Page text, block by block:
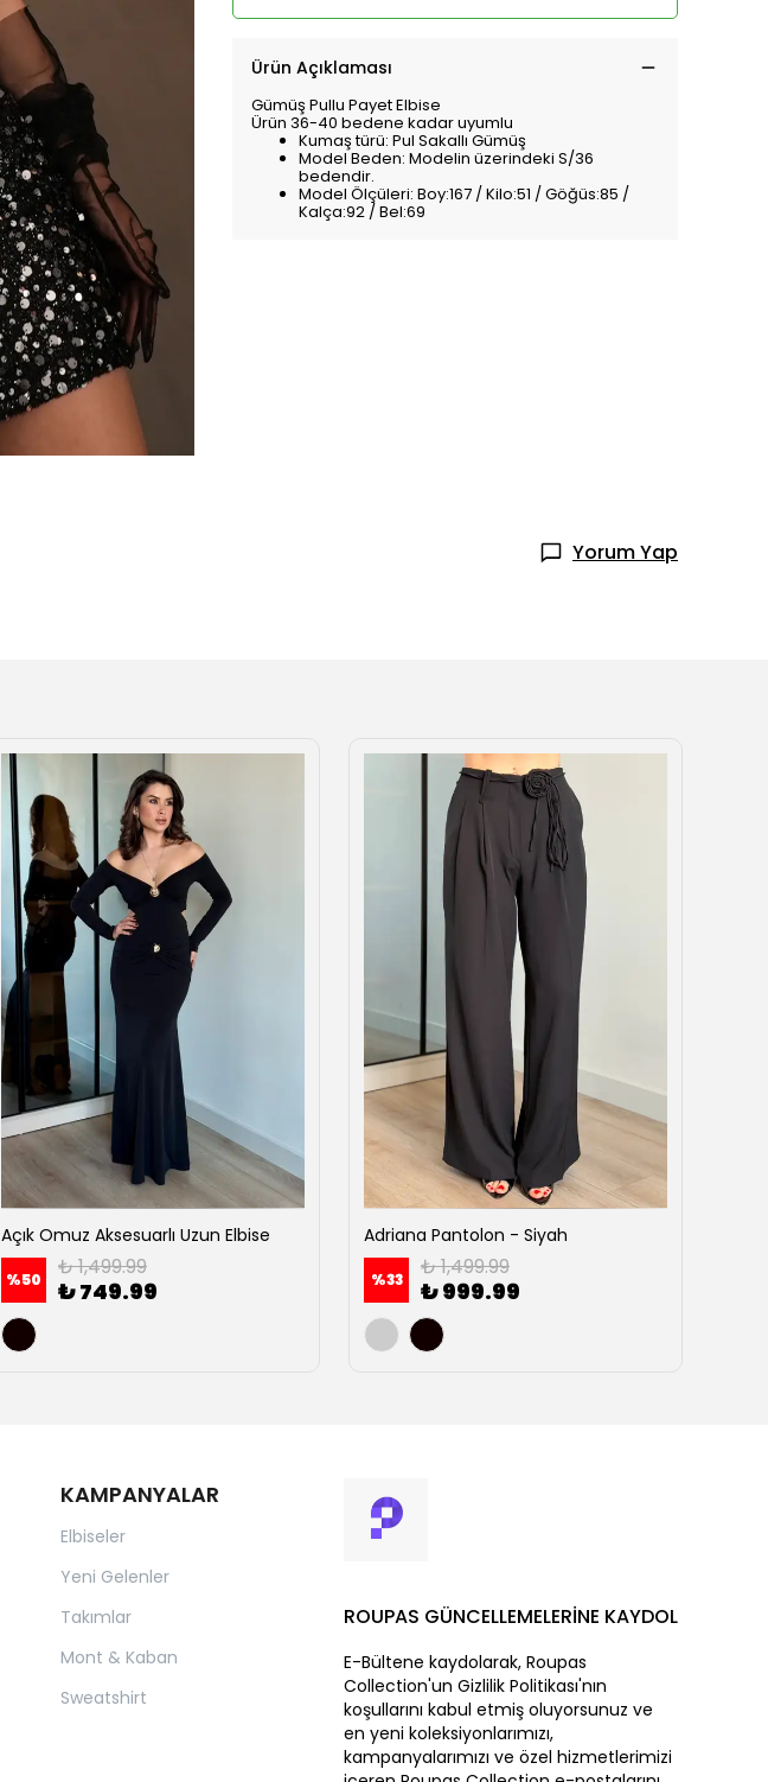
Ürün Açıklaması
Gümüş Pullu Payet Elbise
Ürün 36-40 bedene kadar uyumlu
Kumaş türü: Pul Sakallı Gümüş
Model Beden: Modelin üzerindeki S/36
bedendir.
Model Ölçüleri: Boy:167 / Kilo:51 / Göğüs:85 /
Kalça:92 / Bel:69
Yorum Yap
Açık Omuz Aksesuarlı Uzun Elbise
%50 ₺ 1,499.99
₺ 749.99
Adriana Pantolon - Siyah
%33 ₺ 1,499.99
₺ 999.99
KAMPANYALAR
Elbiseler
Yeni Gelenler
Takımlar
Mont & Kaban
Sweatshirt
ROUPAS GÜNCELLEMELERİNE KAYDOL
E-Bültene kaydolarak, Roupas
Collection'un Gizlilik Politikası'nın
koşullarını kabul etmiş oluyorsunuz ve
en yeni koleksiyonlarımızı,
kampanyalarımızı ve özel hizmetlerimizi